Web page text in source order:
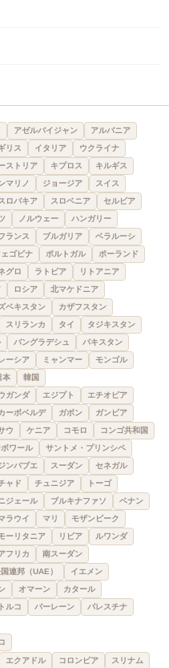
アゼルバイジャン
アルバニア
リス イタリア
ウクライナ
ストリア キプロス
キルギス
マリノ ジョージア
スイス
スロバキア スロベニア
セルビア
ノルウェー
ハンガリー
ランス ブルガリア
ベラルーシ
ゴビナ ポルトガル
ポーランド
グロ ラトビア
リトアニア
ロシア 北マケドニア
ベキスタン
カザフスタン
スリランカ タイ
タジキスタン
バングラデシュ
パキスタン
ーシア ミャンマー
モンゴル
本 韓国
ガンダ エジプト
エチオピア
ーボベルデ ガボン
ガンビア
ウ ケニア コモロ
コンゴ共和国
ワール
サントメ・プリンシペ
ンバブエ スーダン
セネガル
ャド チュニジア
トーゴ
ジェール ブルキナファソ
ベナン
ラウイ マリ
モザンビーク
ーリタニア リビア
ルワンダ
フリカ 南スーダン
連邦（UAE）
イエメン
オマーン
カタール
トルコ バーレーン
パレスチナ
エクアドル コロンビア スリナム